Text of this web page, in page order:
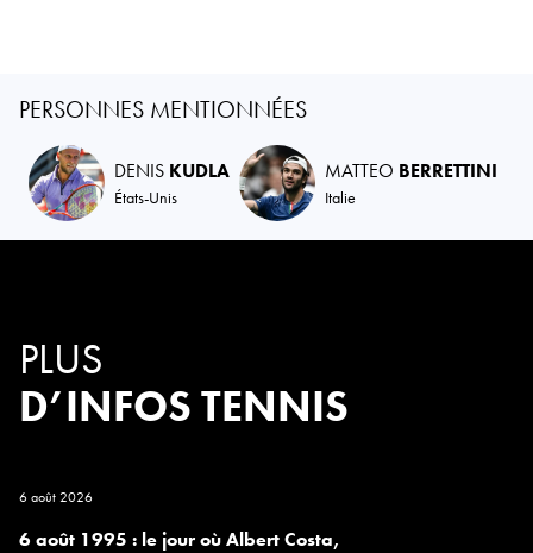
PERSONNES MENTIONNÉES
DENIS KUDLA
États-Unis
MATTEO BERRETTINI
Italie
PLUS
D’INFOS TENNIS
6 août 2026
6 août 1995 : le jour où Albert Costa,